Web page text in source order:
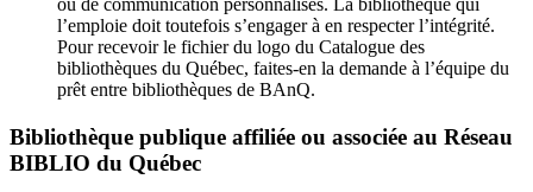
l’emploie doit toutefois s’engager à en respecter l’intégrité.
Pour recevoir le fichier du logo du Catalogue des
bibliothèques du Québec, faites-en la demande à l’équipe du
prêt entre bibliothèques de BAnQ.
Bibliothèque publique affiliée ou associée au Réseau
BIBLIO du Québec